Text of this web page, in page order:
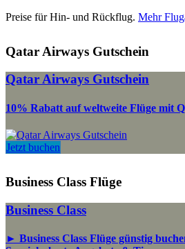
Preise für Hin- und Rückflug. Mehr
Qatar Airways Gutschein
Qatar Airways Gutschein
10% Rabatt auf weltweite Flüge mit
Jetzt buchen
Business Class Flüge
Business Class
► Business Class Flüge günstig